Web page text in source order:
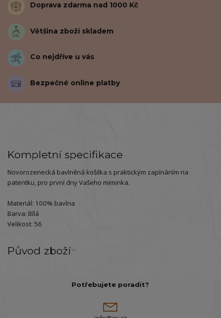
Doprava zdarma nad 1000 Kč
Většina zboží skladem
Co nejdříve u vás
Bezpečné online platby
Kompletní specifikace
Novorozenecká bavlněná košilka s praktickým zapínáním na
patentku, pro první dny Vašeho miminka.
Materiál: 100% bavlna
Barva: Bílá
Velikost: 56
Původ zboží
Potřebujete poradit?